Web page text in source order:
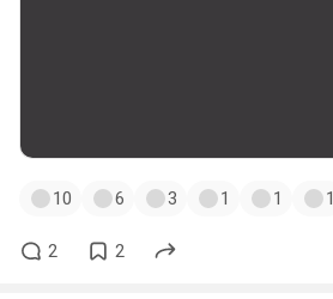
10 6 3 1 1 1
2 2